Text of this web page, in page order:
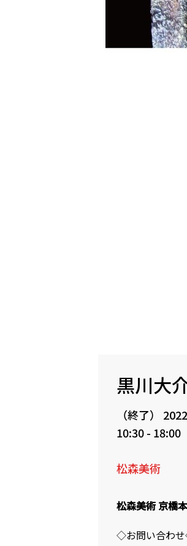
黒川大
（終了）
10:30 - 18:00
松森美術
松森美術 京橋
◇お問い合わ